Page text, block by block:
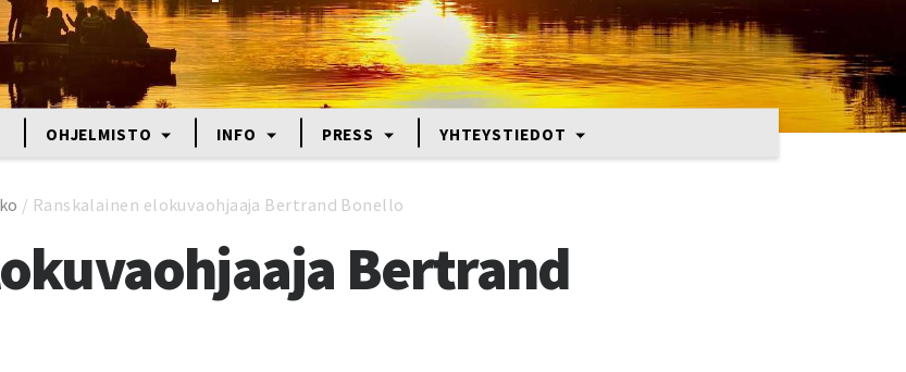
OHJELMISTO INFO PRESS YHTEYSTIEDOT
/ Ranskalainen elokuvaohjaaja Bertrand Bonello
Bertrand